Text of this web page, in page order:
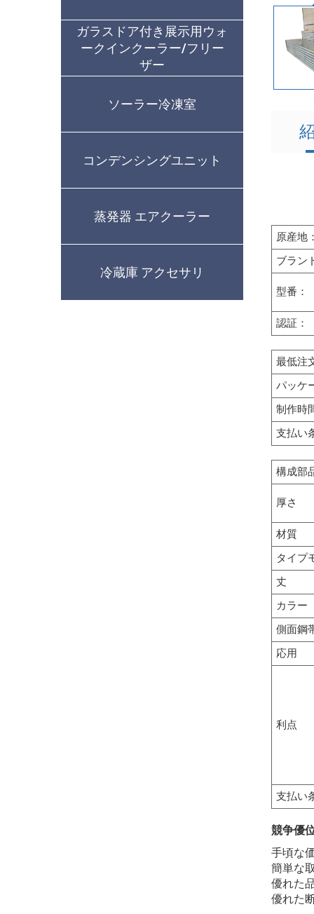
ガラスドア付き展示用ウォ
ークインクーラー/フリー
ザー
ソーラー冷凍室
コンデンシングユニット
蒸発器 エアクーラー
冷蔵庫 アクセサリ
原産地
ブラン
型番：
認証：
最低注
パッケ
制作時
支払い
構成部
厚さ
材質
タイプ
丈
カラー
側面鋼
応用
利点
支払い
競争優
手頃な
簡単な
優れた
優れた